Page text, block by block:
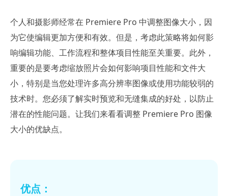
个人和摄影师经常在 Premiere Pro 中调整图像大小，因
为它使编辑更加方便和有效。但是，考虑此策略将如何影
响编辑功能、工作流程和整体项目性能至关重要。此外，
重要的是要考虑缩放照片会如何影响项目性能和文件大
小，特别是当您处理许多高分辨率图像或使用功能较弱的
技术时。您必须了解实时预览和无缝集成的好处，以防止
潜在的性能问题。让我们来看看调整 Premiere Pro 图像
大小的优缺点。
优点：